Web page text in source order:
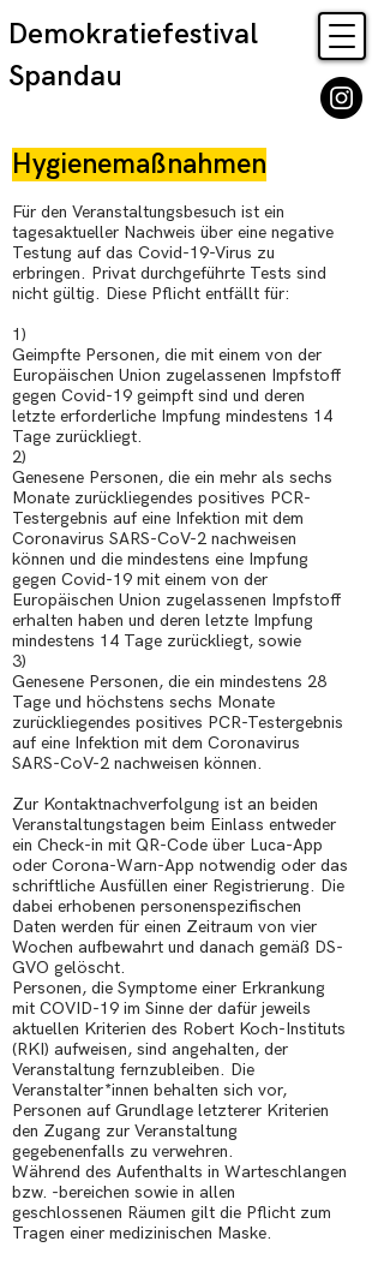
Demokratiefestival
Spandau
Hygienemaßnahmen
Für den Veranstaltungsbesuch ist ein
tagesaktueller Nachweis über eine negative
Testung auf das Covid-19-Virus zu
erbringen. Privat durchgeführte Tests sind
nicht gültig. Diese Pflicht entfällt für:
1)
Geimpfte Personen, die mit einem von der
Europäischen Union zugelassenen Impfstoff
gegen Covid-19 geimpft sind und deren
letzte erforderliche Impfung mindestens 14
Tage zurückliegt.
2)
Genesene Personen, die ein mehr als sechs
Monate zurückliegendes positives PCR-
Testergebnis auf eine Infektion mit dem
Coronavirus SARS-CoV-2 nachweisen
können und die mindestens eine Impfung
gegen Covid-19 mit einem von der
Europäischen Union zugelassenen Impfstoff
erhalten haben und deren letzte Impfung
mindestens 14 Tage zurückliegt, sowie
3)
Genesene Personen, die ein mindestens 28
Tage und höchstens sechs Monate
zurückliegendes positives PCR-Testergebnis
auf eine Infektion mit dem Coronavirus
SARS-CoV-2 nachweisen können.
Zur Kontaktnachverfolgung ist an beiden
Veranstaltungstagen beim Einlass entweder
ein Check-in mit QR-Code über Luca-App
oder Corona-Warn-App notwendig oder das
schriftliche Ausfüllen einer Registrierung. Die
dabei erhobenen personenspezifischen
Daten werden für einen Zeitraum von vier
Wochen aufbewahrt und danach gemäß DS-
GVO gelöscht.
Personen, die Symptome einer Erkrankung
mit COVID-19 im Sinne der dafür jeweils
aktuellen Kriterien des Robert Koch-Instituts
(RKI) aufweisen, sind angehalten, der
Veranstaltung fernzubleiben. Die
Veranstalter*innen behalten sich vor,
Personen auf Grundlage letzterer Kriterien
den Zugang zur Veranstaltung
gegebenenfalls zu verwehren.
Während des Aufenthalts in Warteschlangen
bzw. -bereichen sowie in allen
geschlossenen Räumen gilt die Pflicht zum
Tragen einer medizinischen Maske.